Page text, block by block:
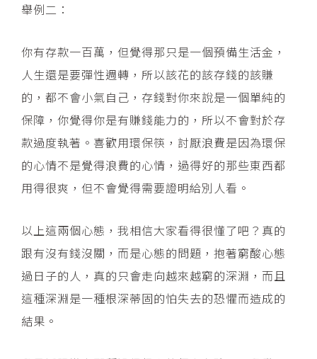
舉例二：
你有存款一百萬，但覺得那只是一個預備生活金，
人生還是要彈性週轉，所以該花的該存錢的該賺
的，都不會小氣自己，存錢對你來說是一個單純的
保障，你覺得你是有賺錢能力的，所以不會對於存
款過度執著。喜歡用環保筷，討厭浪費是因為環保
的心情不是覺得浪費的心情，過得好的那些東西都
用得很爽，但不會覺得需要證明給別人看。
以上這兩個心態，我相信大家看得很懂了吧？真的
跟有沒有錢沒關，而是心態的問題，抱著窮酸心態
過日子的人，真的只會走向越來越窮的深淵，而且
這種深淵是一種根深蒂固的怕失去的恐懼而造成的
結果。